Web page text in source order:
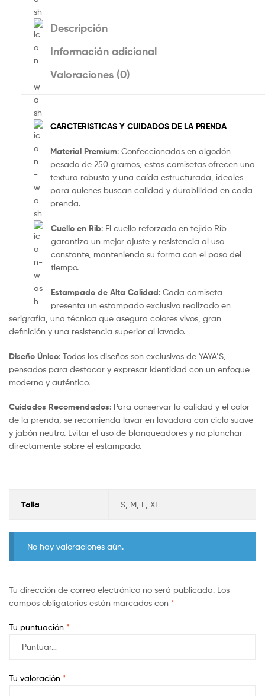
Descripción
Información adicional
Valoraciones (0)
CARCTERISTICAS Y CUIDADOS DE LA PRENDA
Material Premium: Confeccionadas en algodón
pesado de 250 gramos, estas camisetas ofrecen una
textura robusta y una caída estructurada, ideales
para quienes buscan calidad y durabilidad en cada
prenda.
Cuello en Rib: El cuello reforzado en tejido Rib
garantiza un mejor ajuste y resistencia al uso
constante, manteniendo su forma con el paso del
tiempo.
Estampado de Alta Calidad: Cada camiseta
presenta un estampado exclusivo realizado en
serigrafía, una técnica que asegura colores vivos, gran
definición y una resistencia superior al lavado.
Diseño Único: Todos los diseños son exclusivos de YAYA’S,
pensados para destacar y expresar identidad con un enfoque
moderno y auténtico.
Cuidados Recomendados: Para conservar la calidad y el color
de la prenda, se recomienda lavar en lavadora con ciclo suave
y jabón neutro. Evitar el uso de blanqueadores y no planchar
directamente sobre el estampado.
Talla S, M, L, XL
No hay valoraciones aún.
Tu dirección de correo electrónico no será publicada. Los
campos obligatorios están marcados con *
Tu puntuación *
Tu valoración *